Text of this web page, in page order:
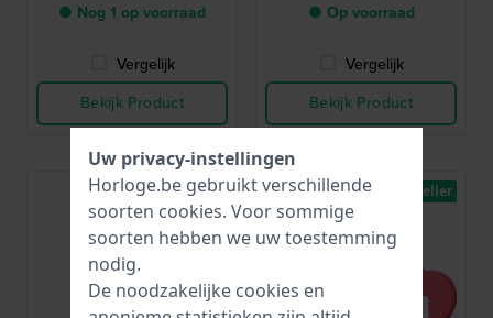
● Nog 1 op voorraad
Vergelijk
Bekijk Product
● Op voorraad
Vergelijk
Bekijk Product
-40% Bestseller
Uw privacy-instellingen
Horloge.be gebruikt verschillende
soorten cookies. Voor sommige
soorten hebben we uw toestemming
nodig.
De noodzakelijke cookies en